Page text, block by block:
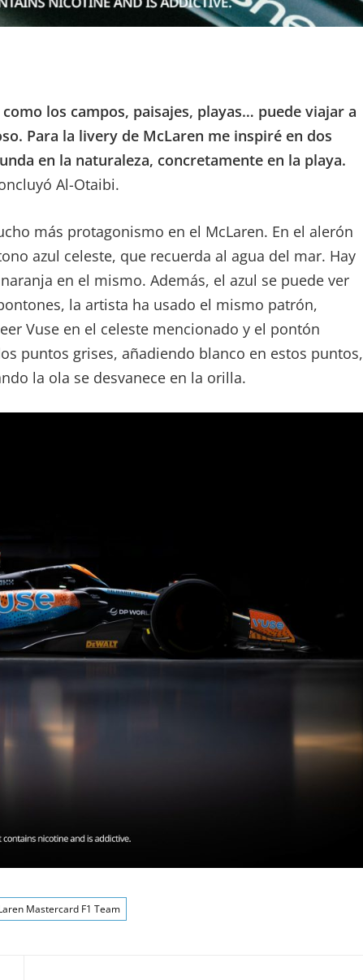
los campos, paisajes, playas… puede viajar a
Para la livery de McLaren me inspiré en dos
en la naturaleza, concretamente en la playa.
Al-Otaibi.
más protagonismo en el McLaren. En el alerón
azul celeste, que recuerda al agua del mar. Hay
en el mismo. Además, el azul se puede ver
la artista ha usado el mismo patrón,
Vuse en el celeste mencionado y el pontón
puntos grises, añadiendo blanco en estos puntos,
la ola se desvanece en la orilla.
Mastercard F1 Team